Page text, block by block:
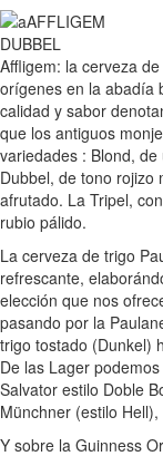
Affligem: la cerveza
orígenes en la abadía
calidad y sabor
que los antiguos
variedades : Blond,
Dubbel, de tono rojizo
afrutado. La Tripel,
rubio pálido.
La cerveza de trigo
refrescante,
elección que nos
pasando por la
trigo tostado (Dunkel)
De las Lager
Salvator estilo Doble
Münchner (estilo
Y sobre la Guinness